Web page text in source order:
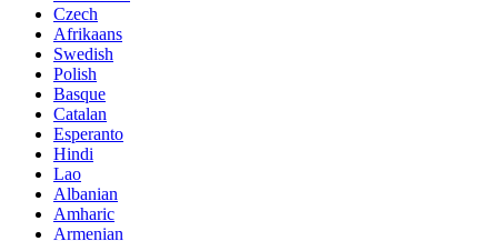
Czech
Afrikaans
Swedish
Polish
Basque
Catalan
Esperanto
Hindi
Lao
Albanian
Amharic
Armenian